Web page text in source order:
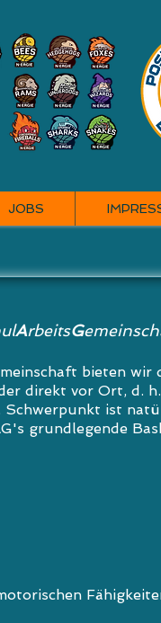
JOBS
ArbeitsG
bieten wir
direkt vor Ort, d.
Schwerpunkt ist
grundlegende